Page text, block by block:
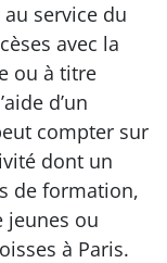
service du
avec la
ou à titre
d’un
compter sur
dont un
de formation,
jeunes ou
à Paris.